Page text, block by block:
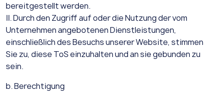
bereitgestellt werden.
II. Durch den Zugriff auf oder die Nutzung der vom
Unternehmen angebotenen Dienstleistungen,
einschließlich des Besuchs unserer Website, stimmen
Sie zu, diese ToS einzuhalten und an sie gebunden zu
sein.
b. Berechtigung